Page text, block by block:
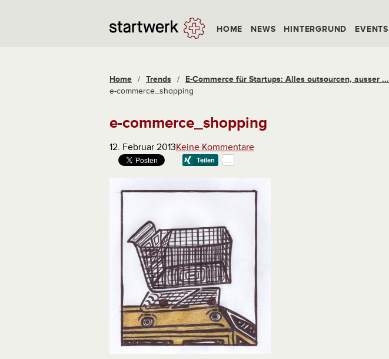
HOME NEWS HINTERGRUND EVENTS
Home / Trends / E-Commerce für Startups: Alles outsourcen, ausser ...
e-commerce_shopping
e-commerce_shopping
12. Februar 2013Keine Kommentare